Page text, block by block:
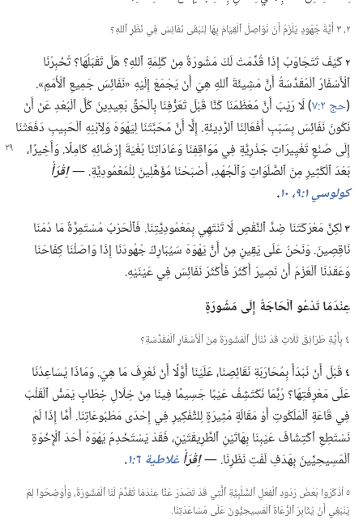
٢،‏ ٣ أَيَّةُ جُهُودٍ يَلْزَمُ أَنْ نُوَاصِلَ ٱلْقِيَامَ بِهَا لِنَبْقَى نَفَائِسَ فِي نَظَرِ ٱللهِ؟‏
٢كَيْفَ تَتَجَاوَبُ إِذَا قُدِّمَتْ لَكَ مَشُورَةٌ مِنْ كَلِمَةِ ٱللهِ؟‏ هَلْ تَقْبَلُهَا؟‏ تُخْبِرُنَا
ٱلْأَسْفَارُ ٱلْمُقَدَّسَةُ أَنَّ مَشِيئَةَ ٱللهِ هِيَ أَنْ يَجْمَعَ إِلَيْهِ «نَفَائِسَ جَمِيعِ ٱلْأُمَمِ».‏
(‏حج ٢:‏٧
‏)‏ لَا رَيْبَ أَنَّ مُعْظَمَنَا كُنَّا قَبْلَ تَعَرُّفِنَا بِٱلْحَقِّ بَعِيدِينَ كُلَّ ٱلْبُعْدِ عَنْ أَنْ
نَكُونَ نَفَائِسَ بِسَبَبِ أَفْعَالِنَا ٱلرَّدِيئَةِ.‏ إِلَّا أَنَّ مَحَبَّتَنَا لِيَهْوَهَ وَلِٱبْنِهِ ٱلْحَبِيبِ دَفَعَتْنَا
إِلَى صُنْعِتَغْيِيرَاتٍ جَذْرِيَّةٍ فِي مَوَاقِفِنَا وَعَادَاتِنَا بُغْيَةَ إِرْضَائِهِ كَامِلًا.‏ وَأَخِيرًا،‏
بَعْدَ ٱلْكَثِيرِ مِنَ ٱلصَّلَوَاتِ وَٱلْجُهْدِ،‏ أَصْبَحْنَا مُؤَهَّلِينَ لِلْمَعْمُودِيَّةِ.‏ —‏اِقْرَأْ
كولوسي ١:‏٩،‏ ١٠
‏.‏
٣لكِنَّ مَعْرَكَتَنَا ضِدَّ ٱلنَّقْصِ لَا تَنْتَهِي بِمَعْمُودِيَّتِنَا.‏ فَٱلْحَرْبُ مُسْتَمِرَّةٌ مَا دُمْنَا
نَاقِصِينَ.‏ وَنَحْنُ عَلَى يَقِينٍ مِنْ أَنَّ يَهْوَهَ سَيُبَارِكُ جُهُودَنَا إِذَا وَاصَلْنَا كِفَاحَنَا
وَعَقَدْنَا ٱلْعَزْمَ أَنْ نَصِيرَ أَكْثَرَ فَأَكْثَرَ نَفَائِسَ فِي عَيْنَيْهِ.‏
عِنْدَمَا تَدْعُو ٱلْحَاجَةُ إِلَى مَشُورَةٍ
٤ بِأَيَّةِ طَرَائِقَ ثَلَاثٍ قَدْ نَنَالُ ٱلْمَشُورَةَ مِنَ ٱلْأَسْفَارِ ٱلْمُقَدَّسَةِ؟‏
٤ قَبْلَ أَنْ نَبْدَأَ بِمُحَارَبَةِ نَقَائِصِنَا،‏ عَلَيْنَا أَوَّلًا أَنْ نَعْرِفَ مَا هِيَ.‏ وَمَاذَا يُسَاعِدُنَا
عَلَى مَعْرِفَتِهَا؟‏ رُبَّمَا نَكْتَشِفُ عَيْبًا جَسِيمًا فِينَا مِنْ خِلَالِ خِطَابٍ يَمَسُّ ٱلْقَلْبَ
فِي قَاعَةِ ٱلْمَلَكُوتِ أَوْ مَقَالَةٍ مُثِيرَةٍ لِلتَّفْكِيرِ فِي إِحْدَى مَطْبُوعَاتِنَا.‏ أَمَّا إِذَا لَمْ
نَسْتَطِعِ ٱكْتِشَافَ عَيْبِنَا بِهَاتَيْنِ ٱلطَّرِيقَتَيْنِ،‏ فَقَدْ يَسْتَخْدِمُ يَهْوَهُ أَحَدَ ٱلْإِخْوَةِ
ٱلْمَسِيحِيِّينَ بِهَدَفِ لَفْتِ نَظَرِنَا.‏ —‏اِقْرَأْغلاطية ٦:‏١ ‏.‏
٥ اُذْكُرُوا بَعْضَ رُدُودِ ٱلْفِعْلِ ٱلسَّلْبِيَّةِ ٱلَّتِي قَدْ تَصْدُرُ عَنَّا عِنْدَمَا تُقَدَّمُ لَنَا ٱلْمَشُورَةُ،‏ وَأَوْضِحُوا لِمَ
يَنْبَغِي أَنْ يُثَابِرَ ٱلرُّعَاةُ ٱلْمَسِيحِيُّونَ عَلَى مُسَاعَدَتِنَا.‏